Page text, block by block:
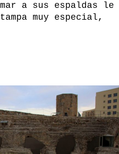
a sus espaldas le
muy especial,